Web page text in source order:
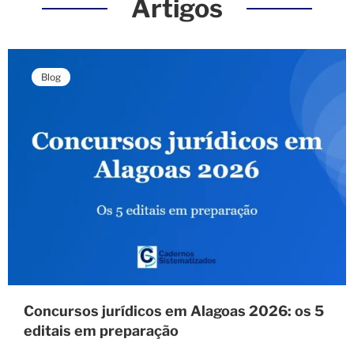
Artigos
Blog
Concursos jurídicos em Alagoas 2026: os 5
editais em preparação